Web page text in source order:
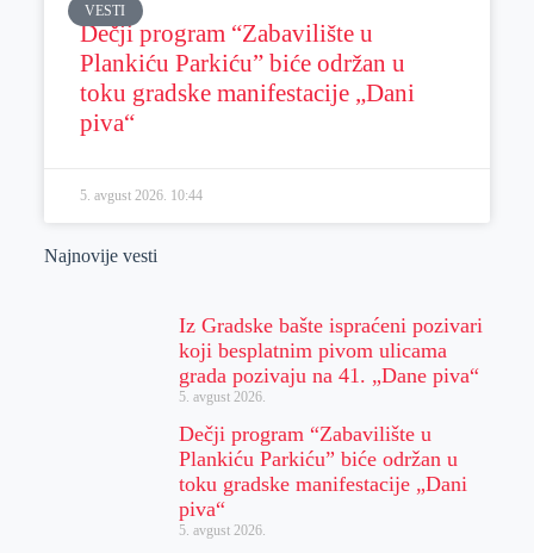
VESTI
Dečji program “Zabavilište u
Plankiću Parkiću” biće održan u
toku gradske manifestacije „Dani
piva“
5. avgust 2026. 10:44
Najnovije vesti
Iz Gradske bašte ispraćeni pozivari
koji besplatnim pivom ulicama
grada pozivaju na 41. „Dane piva“
5. avgust 2026.
Dečji program “Zabavilište u
Plankiću Parkiću” biće održan u
toku gradske manifestacije „Dani
piva“
5. avgust 2026.